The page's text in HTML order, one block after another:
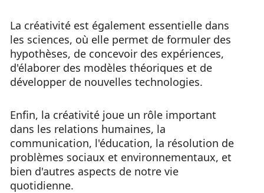
La créativité est également essentielle dans
les sciences, où elle permet de formuler des
hypothèses, de concevoir des expériences,
d'élaborer des modèles théoriques et de
développer de nouvelles technologies.
Enfin, la créativité joue un rôle important
dans les relations humaines, la
communication, l'éducation, la résolution de
problèmes sociaux et environnementaux, et
bien d'autres aspects de notre vie
quotidienne.